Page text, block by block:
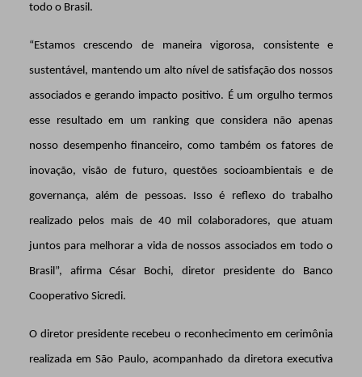
todo o Brasil.
“Estamos crescendo de maneira vigorosa, consistente e
sustentável, mantendo um alto nível de satisfação dos nossos
associados e gerando impacto positivo. É um orgulho termos
esse resultado em um ranking que considera não apenas
nosso desempenho financeiro, como também os fatores de
inovação, visão de futuro, questões socioambientais e de
governança, além de pessoas. Isso é reflexo do trabalho
realizado pelos mais de 40 mil colaboradores, que atuam
juntos para melhorar a vida de nossos associados em todo o
Brasil”, afirma César Bochi, diretor presidente do Banco
Cooperativo Sicredi.
O diretor presidente recebeu o reconhecimento em cerimônia
realizada em São Paulo, acompanhado da diretora executiva